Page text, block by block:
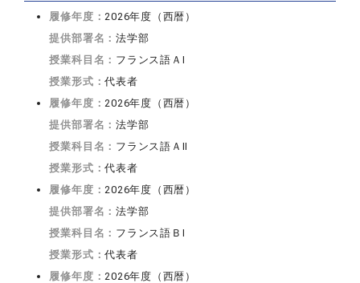
履修年度：2026年度（西暦）
提供部署名：法学部
授業科目名： フランス語ＡI
授業形式：代表者
履修年度：2026年度（西暦）
提供部署名：法学部
授業科目名： フランス語ＡII
授業形式：代表者
履修年度：2026年度（西暦）
提供部署名：法学部
授業科目名： フランス語ＢI
授業形式：代表者
履修年度：2026年度（西暦）